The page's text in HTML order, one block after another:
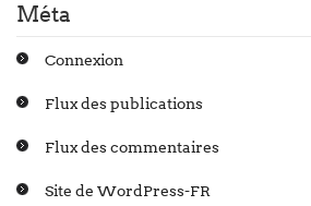
Méta
Connexion
Flux des publications
Flux des commentaires
Site de WordPress-FR